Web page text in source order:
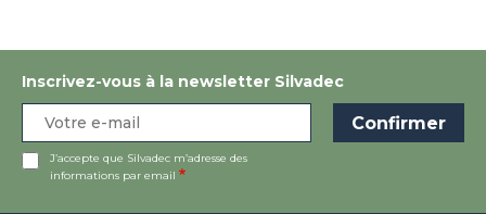
Inscrivez-vous à la newsletter Silvadec
J’accepte que Silvadec m’adresse des
informations par email